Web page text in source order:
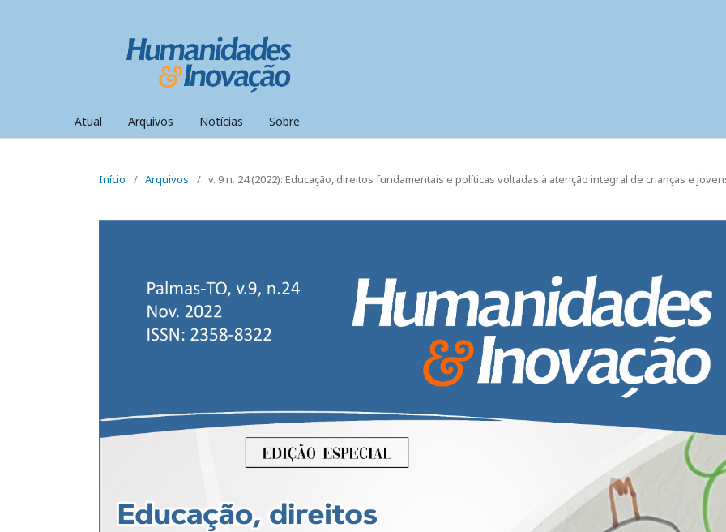
Atual Arquivos Notícias Sobre
Início / Arquivos / v. 9 n. 24 (2022): Educação, direitos fundamentais e políticas voltadas à atenção integral de crianças e